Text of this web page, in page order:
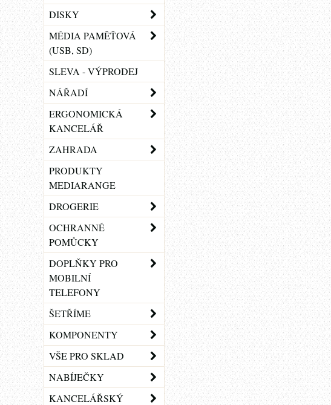
DISKY
MÉDIA PAMĚŤOVÁ
(USB, SD)
SLEVA - VÝPRODEJ
NÁŘADÍ
ERGONOMICKÁ
KANCELÁŘ
ZAHRADA
PRODUKTY
MEDIARANGE
DROGERIE
OCHRANNÉ
POMŮCKY
DOPLŇKY PRO
MOBILNÍ
TELEFONY
ŠETŘÍME
KOMPONENTY
VŠE PRO SKLAD
NABÍJEČKY
KANCELÁŘSKÝ